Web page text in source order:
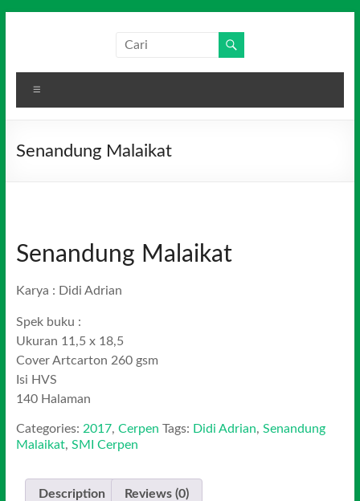
Media
Indonesia
Senandung Malaikat
Senandung Malaikat
Karya : Didi Adrian
Spek buku :
Ukuran 11,5 x 18,5
Cover Artcarton 260 gsm
Isi HVS
140 Halaman
Categories: 2017, Cerpen Tags: Didi Adrian, Senandung
Malaikat, SMI Cerpen
Description Reviews (0)